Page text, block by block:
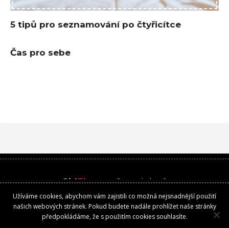
5 tipů pro seznamování po čtyřicítce
Čas pro sebe
GirlTime.czCopyright ©
Kontakt
Užíváme cookies, abychom vám zajistili co možná nejsnadnější použití
našich webových stránek. Pokud budete nadále prohlížet naše stránky
předpokládáme, že s použitím cookies souhlasíte.